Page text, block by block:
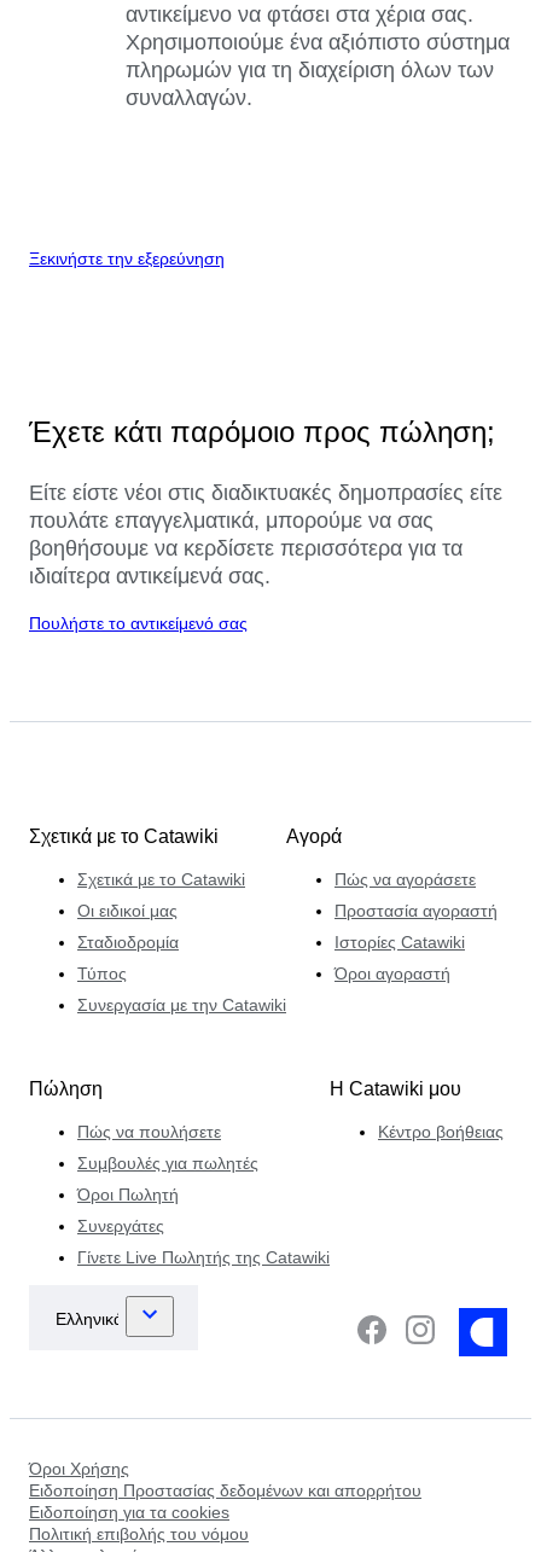
αντικείμενο να φτάσει στα χέρια σας.
Χρησιμοποιούμε ένα αξιόπιστο σύστημα
πληρωμών για τη διαχείριση όλων των
συναλλαγών.
Ξεκινήστε την εξερεύνηση
Έχετε κάτι παρόμοιο προς πώληση;
Είτε είστε νέοι στις διαδικτυακές δημοπρασίες είτε
πουλάτε επαγγελματικά, μπορούμε να σας
βοηθήσουμε να κερδίσετε περισσότερα για τα
ιδιαίτερα αντικείμενά σας.
Πουλήστε το αντικείμενό σας
Σχετικά με το Catawiki
Σχετικά με το Catawiki
Οι ειδικοί μας
Σταδιοδρομία
Τύπος
Συνεργασία με την Catawiki
Αγορά
Πώς να αγοράσετε
Προστασία αγοραστή
Ιστορίες Catawiki
Όροι αγοραστή
Πώληση
Πώς να πουλήσετε
Συμβουλές για πωλητές
Όροι Πωλητή
Συνεργάτες
Γίνετε Live Πωλητής της Catawiki
Η Catawiki μου
Κέντρο βοήθειας
Όροι Χρήσης
Ειδοποίηση Προστασίας δεδομένων και απορρήτου
Ειδοποίηση για τα cookies
Πολιτική επιβολής του νόμου